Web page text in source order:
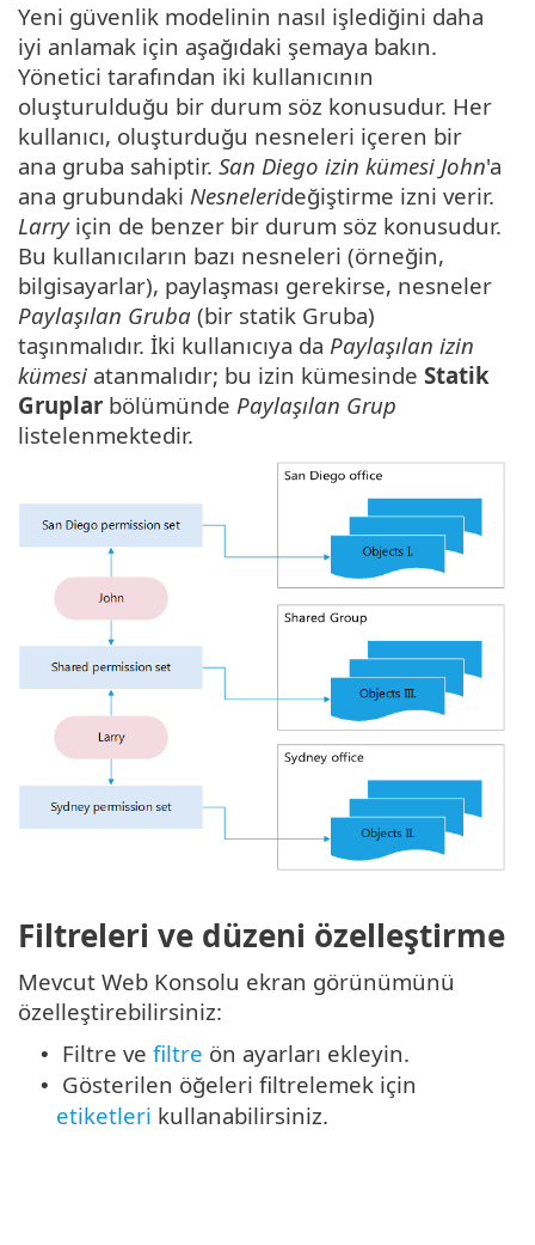
Yeni güvenlik modelinin nasıl işlediğini daha
iyi anlamak için aşağıdaki şemaya bakın.
Yönetici tarafından iki kullanıcının
oluşturulduğu bir durum söz konusudur. Her
kullanıcı, oluşturduğu nesneleri içeren bir
ana gruba sahiptir. San Diego izin kümesi John'a
ana grubundaki Nesnelerideğiştirme izni verir.
Larryiçin de benzer bir durum söz konusudur.
Bu kullanıcıların bazı nesneleri (örneğin,
bilgisayarlar), paylaşması gerekirse, nesneler
Paylaşılan Gruba (bir statik Gruba)
taşınmalıdır. İki kullanıcıya da Paylaşılan izin
kümesi atanmalıdır; bu izin kümesinde Statik
Gruplar bölümünde Paylaşılan Grup
listelenmektedir.
Filtreleri ve düzeni özelleştirme
Mevcut Web Konsolu ekran görünümünü
özelleştirebilirsiniz:
• Filtre ve filtre ön ayarları ekleyin.
•
Gösterilen öğeleri filtrelemek için
etiketleri kullanabilirsiniz.